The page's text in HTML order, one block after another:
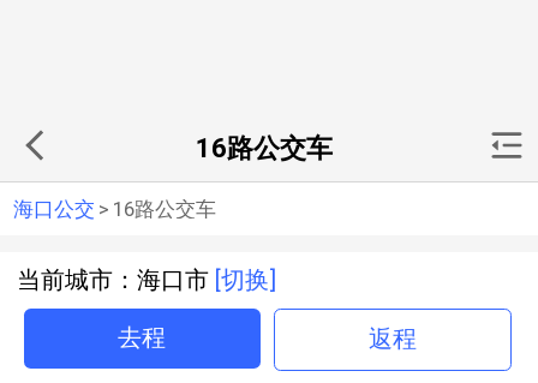
16路公交车
海口公交 > 16路公交车
当前城市：海口市 [切换]
去程 返程